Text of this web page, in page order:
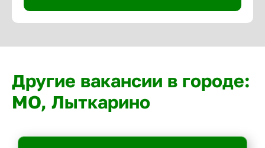
Другие вакансии в городе:
МО, Лыткарино